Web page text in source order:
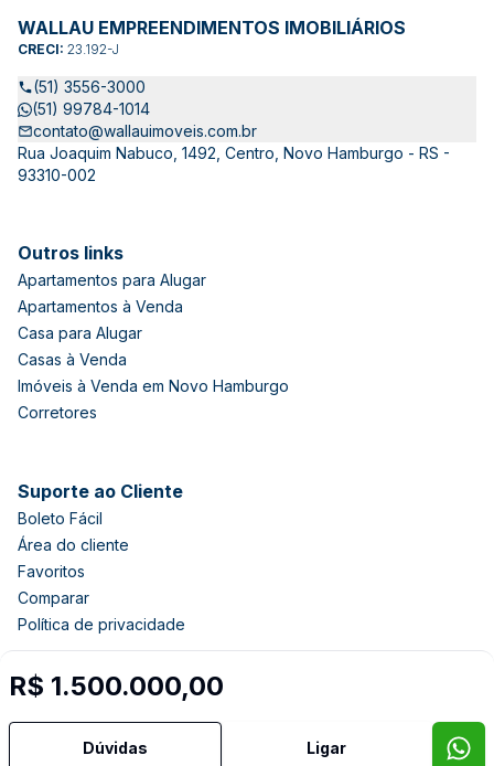
R$ 1.500.000,00
Dúvidas Ligar
WALLAU EMPREENDIMENTOS IMOBILIÁRIOS
CRECI: 23.192-J
(51) 3556-3000
(51) 99784-1014
contato@wallauimoveis.com.br
Rua Joaquim Nabuco, 1492, Centro, Novo Hamburgo - RS -
93310-002
Outros links
Apartamentos para Alugar
Apartamentos à Venda
Casa para Alugar
Casas à Venda
Imóveis à Venda em Novo Hamburgo
Corretores
Suporte ao Cliente
Boleto Fácil
Área do cliente
Favoritos
Comparar
Política de privacidade
Selo de Tecnologia Loft